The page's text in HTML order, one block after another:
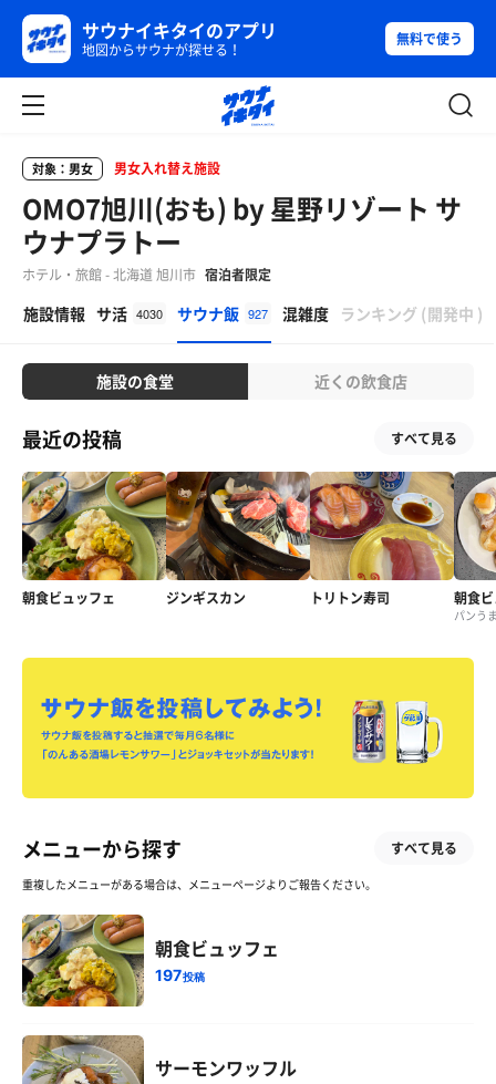
サウナイキタイのアプリ
地図からサウナが探せる！
無料で使う
対象：男女 男女入れ替え施設
OMO7旭川(おも) by 星野リゾート サ
ウナプラトー
ホテル・旅館 - 北海道 旭川市 宿泊者限定
施設情報 サ活 4030 サウナ飯 927 混雑度 ランキング (開発中 )
施設の食堂 近くの飲食店
最近の投稿 すべて見る
朝食ビュッフェ ジンギスカン トリトン寿司 朝食
パンう
メニューから探す すべて見る
重複したメニューがある場合は、メニューページよりご報告ください。
朝食ビュッフェ
197投稿
サーモンワッフル